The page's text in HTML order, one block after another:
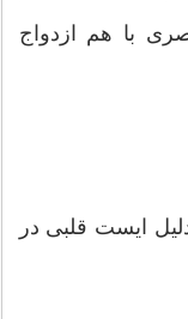
با هم ازدواج
در تاریخ ۹۶/۱/۲۶ به دلیل ایست قلبی در